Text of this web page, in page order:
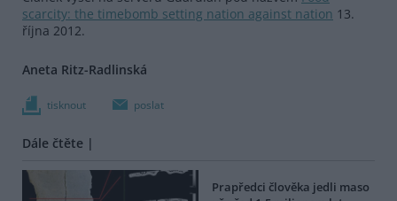
scarcity: the timebomb setting nation against nation 13.
října 2012.
Aneta Ritz-Radlinská
tisknout poslat
Dále čtěte |
Prapředci člověka jedli maso